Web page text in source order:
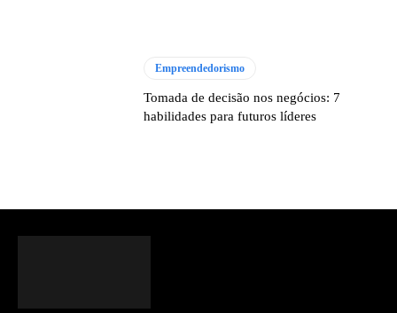
Empreendedorismo
Tomada de decisão nos negócios: 7
habilidades para futuros líderes